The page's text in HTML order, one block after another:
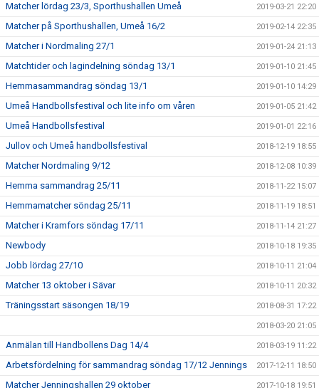
Matcher lördag 23/3, Sporthushallen Umeå 2019-03-21 22:20
Matcher på Sporthushallen, Umeå 16/2 2019-02-14 22:35
Matcher i Nordmaling 27/1 2019-01-24 21:13
Matchtider och lagindelning söndag 13/1 2019-01-10 21:45
Hemmasammandrag söndag 13/1 2019-01-10 14:29
Umeå Handbollsfestival och lite info om våren 2019-01-05 21:42
Umeå Handbollsfestival 2019-01-01 22:16
Jullov och Umeå handbollsfestival 2018-12-19 18:55
Matcher Nordmaling 9/12 2018-12-08 10:39
Hemma sammandrag 25/11 2018-11-22 15:07
Hemmamatcher söndag 25/11 2018-11-19 18:51
Matcher i Kramfors söndag 17/11 2018-11-14 21:27
Newbody 2018-10-18 19:35
Jobb lördag 27/10 2018-10-11 21:04
Matcher 13 oktober i Sävar 2018-10-11 20:32
Träningsstart säsongen 18/19 2018-08-31 17:22
2018-03-20 21:05
Anmälan till Handbollens Dag 14/4 2018-03-19 11:22
Arbetsfördelning för sammandrag söndag 17/12 Jennings 2017-12-11 18:50
Matcher Jenningshallen 29 oktober 2017-10-18 19:51